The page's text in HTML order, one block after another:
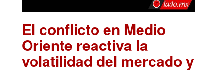
El conflicto en Medio
Oriente reactiva la
volatilidad del mercado y